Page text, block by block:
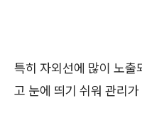
특히 자외선에 많이 노출
고 눈에 띄기 쉬워 관리